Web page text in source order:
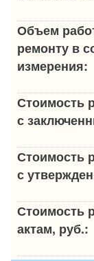
Объем
ремонту в
измерения:
Стоимость
с
Стоимость
с
Стоимость
актам, руб.: